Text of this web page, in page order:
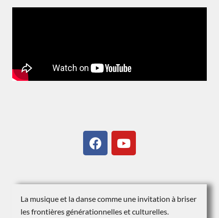
La musique et la danse comme une invitation à briser
les frontières générationnelles et culturelles.